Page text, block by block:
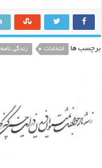
برچسب ها انتخابات زندگی نامه